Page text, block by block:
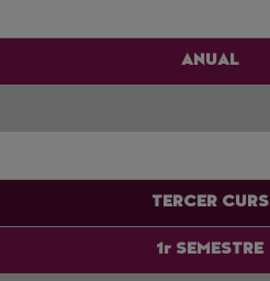
ANUAL
TERCER CURS
1r SEMESTRE